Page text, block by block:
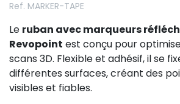
Ref. MARKER-TAPE
Le ruban avec marqueurs
Revopoint est conçu pour
scans 3D. Flexible et adhésif, il se
différentes surfaces, créant des
visibles et fiables.